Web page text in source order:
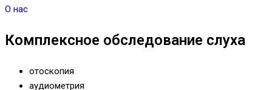
О нас
Комплексное обследование слуха
отоскопия
аудиометрия